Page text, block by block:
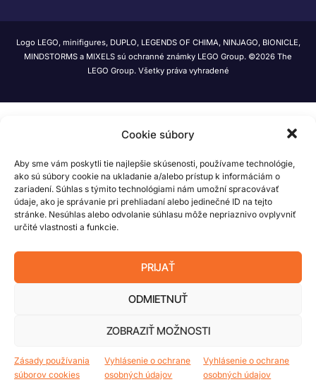
Cookie súbory
Aby sme vám poskytli tie najlepšie skúsenosti, používame technológie,
ako sú súbory cookie na ukladanie a/alebo prístup k informáciám o
zariadení. Súhlas s týmito technológiami nám umožní spracovávať
údaje, ako je správanie pri prehliadaní alebo jedinečné ID na tejto
stránke. Nesúhlas alebo odvolanie súhlasu môže nepriaznivo ovplyvniť
určité vlastnosti a funkcie.
PRIJAŤ
ODMIETNUŤ
ZOBRAZIŤ MOŽNOSTI
Zásady používania
súborov cookies
Vyhlásenie o ochrane
osobných údajov
Vyhlásenie o ochrane
osobných údajov
Logo LEGO, minifigures, DUPLO, LEGENDS OF CHIMA, NINJAGO, BIONICLE,
MINDSTORMS a MIXELS sú ochranné známky LEGO Group. ©2026 The
LEGO Group. Všetky práva vyhradené